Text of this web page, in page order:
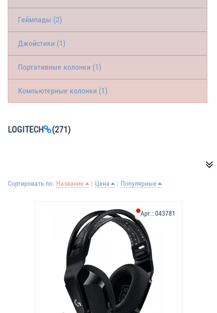
Геймпады (2)
Джойстики (1)
Портативные колонки (1)
Компьютерные колонки (1)
LOGITECH (271)
Сортировать по: Название Цена Популярные
Арт.:043781